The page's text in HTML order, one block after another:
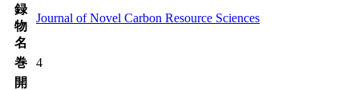
録
物
名
Journal of Novel Carbon Resource Sciences
巻
4
開